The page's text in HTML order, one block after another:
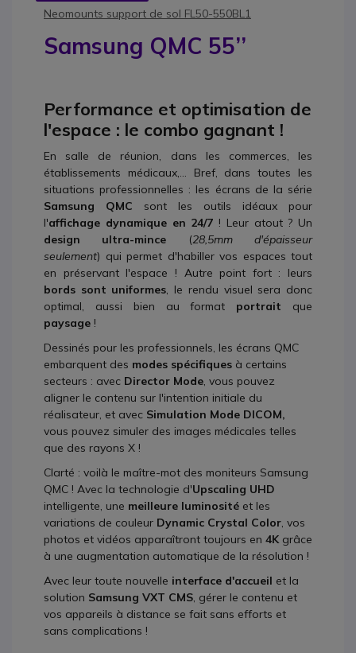
Neomounts support de sol FL50-550BL1
Samsung QMC 55’’
Performance et optimisation de
l'espace : le combo gagnant !
En salle de réunion, dans les commerces, les
établissements médicaux,... Bref, dans toutes les
situations professionnelles : les écrans de la série
Samsung QMC sont les outils idéaux pour
l'affichage dynamique en 24/7 ! Leur atout ? Un
design ultra-mince (28,5mm d'épaisseur
seulement) qui permet d'habiller vos espaces tout
en préservant l'espace ! Autre point fort : leurs
bords sont uniformes, le rendu visuel sera donc
optimal, aussi bien au format portrait que
paysage !
Dessinés pour les professionnels, les écrans QMC
embarquent des modes spécifiques à certains
secteurs : avec Director Mode, vous pouvez
aligner le contenu sur l'intention initiale du
réalisateur, et avec Simulation Mode DICOM,
vous pouvez simuler des images médicales telles
que des rayons X !
Clarté : voilà le maître-mot des moniteurs Samsung
QMC ! Avec la technologie d'Upscaling UHD
intelligente, une meilleure luminosité et les
variations de couleur Dynamic Crystal Color, vos
photos et vidéos apparaîtront toujours en 4K grâce
à une augmentation automatique de la résolution !
Avec leur toute nouvelle interface d'accueil et la
solution Samsung VXT CMS, gérer le contenu et
vos appareils à distance se fait sans efforts et
sans complications !